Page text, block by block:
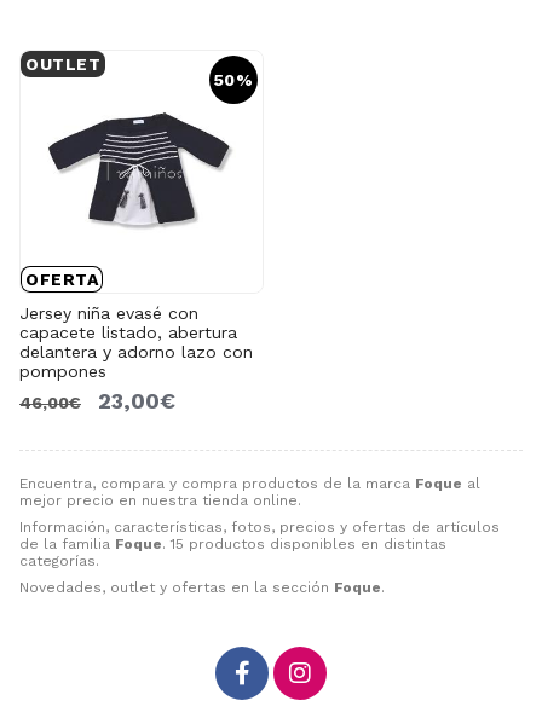
Encuentra, compara y compra productos de la marca Foque al
mejor precio en nuestra tienda online.
Información, características, fotos, precios y ofertas de artículos
de la familia Foque. 15 productos disponibles en distintas
categorías.
Novedades, outlet y ofertas en la sección Foque.
50%
OFERTA
OUTLET
Jersey niña evasé con
capacete listado, abertura
delantera y adorno lazo con
pompones
46,00€
23,00€